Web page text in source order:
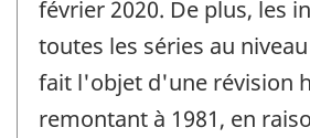
février 2020. De plus, les
toutes les séries au
fait l'objet d'une révision
remontant à 1981, en